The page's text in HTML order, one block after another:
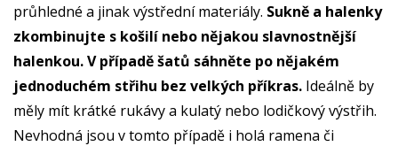
průhledné a jinak výstřední materiály. Sukně a halenky
zkombinujte s košilí nebo nějakou slavnostnější
halenkou. V případě šatů sáhněte po nějakém
jednoduchém střihu bez velkých příkras. Ideálně by
měly mít krátké rukávy a kulatý nebo lodičkový výstřih.
Nevhodná jsou v tomto případě i holá ramena či